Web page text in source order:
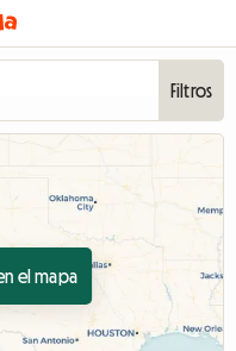
Filtros
el mapa